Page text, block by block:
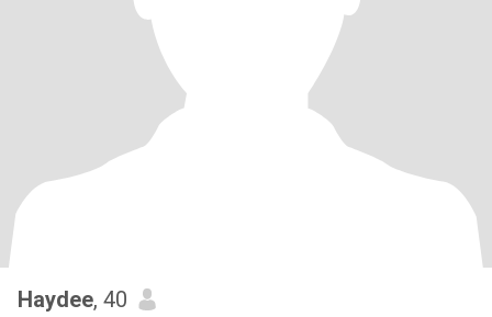
Haydee, 40